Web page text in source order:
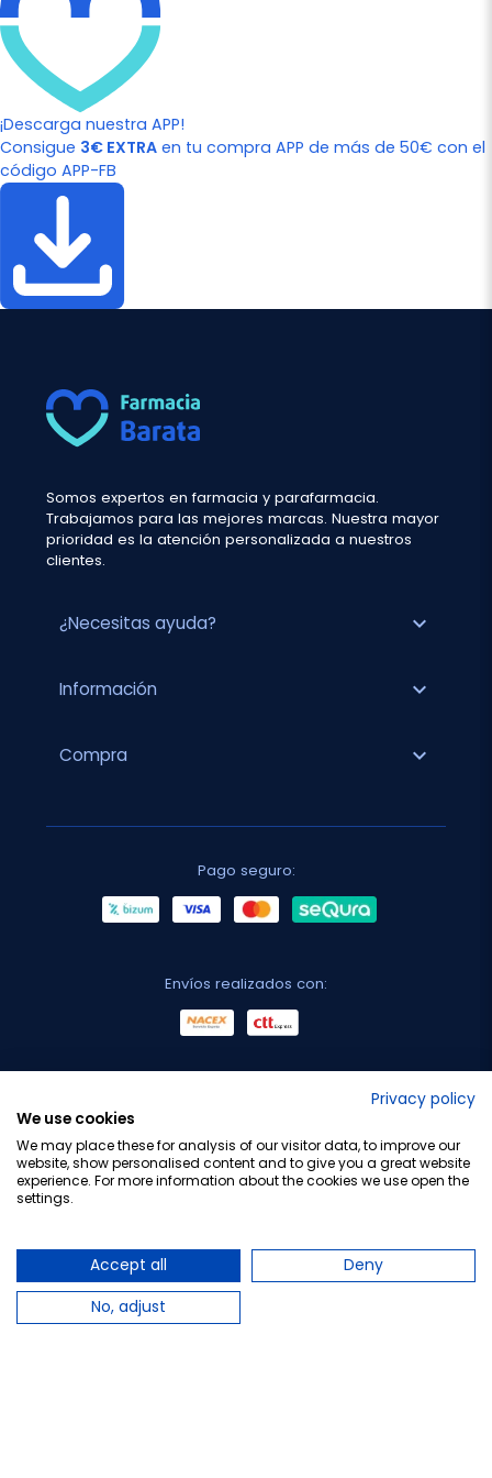
¡Descarga nuestra APP!
Consigue 3€ EXTRA en tu compra APP de más de 50€ con el
código APP-FB
Somos expertos en farmacia y parafarmacia.
Trabajamos para las mejores marcas. Nuestra mayor
prioridad es la atención personalizada a nuestros
clientes.
¿Necesitas ayuda? expand_more
Información expand_more
Compra expand_more
Pago seguro:
Envíos realizados con:
Privacy policy
We use cookies
We may place these for analysis of our visitor data, to improve our
website, show personalised content and to give you a great website
experience. For more information about the cookies we use open the
settings.
Accept all
Deny
No, adjust